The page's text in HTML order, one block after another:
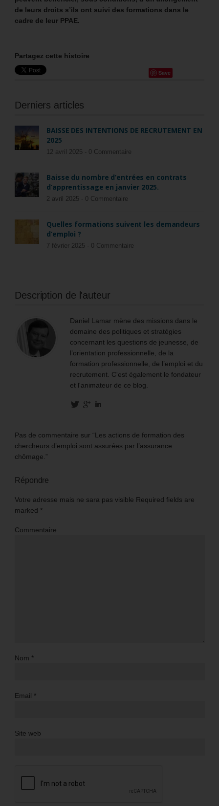
de leurs droits s’ils ont suivi des formations dans le
cadre de leur PPAE.
Partagez cette histoire
Save
Derniers articles
BAISSE DES INTENTIONS DE RECRUTEMENT EN
2025
12 avril 2025 - 0 Commentaire
Baisse du nombre d’entrées en contrats
d’apprentissage en janvier 2025.
2 avril 2025 - 0 Commentaire
Quelles formations suivent les demandeurs
d’emploi ?
7 février 2025 - 0 Commentaire
Description de l'auteur
Daniel Lamar mène des missions dans le
domaine des politiques et stratégies
concernant les questions de jeunesse, de
l’orientation professionnelle, de la
formation professionnelle, de l’emploi et du
recrutement. C'est également le fondateur
et l'animateur de ce blog.
Pas de commentaire sur “Les actions de formation des
chercheurs d’emploi sont assurées par l’assurance
chômage.”
Répondre
Votre adresse mais ne sara pas visible Required fields are
marked *
Commentaire
Nom *
Email *
Site web